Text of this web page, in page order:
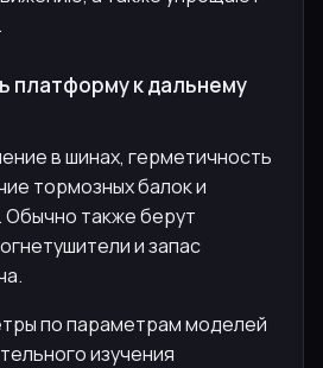
платформу к дальнему
в шинах, герметичность
тормозных балок и
Обычно также берут
и запас
по параметрам моделей
изучения